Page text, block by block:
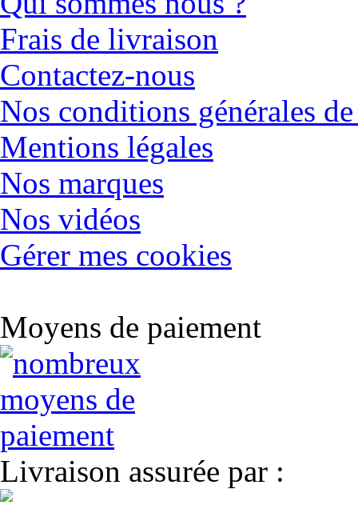
Frais de livraison
Contactez-nous
Nos conditions générales
Mentions légales
Nos marques
Nos vidéos
Gérer mes cookies
Moyens de paiement
Livraison assurée par :